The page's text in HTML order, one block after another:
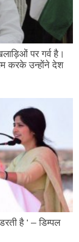
पर गर्व है।
करके उन्होंने देश
है ‘ – डिम्पल